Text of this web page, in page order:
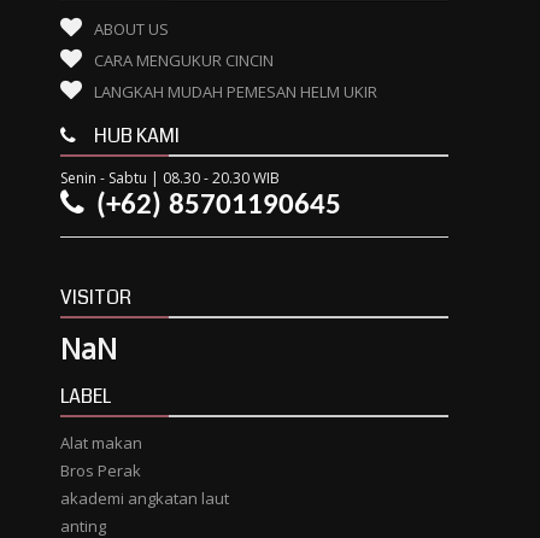
ABOUT US
CARA MENGUKUR CINCIN
LANGKAH MUDAH PEMESAN HELM UKIR
HUB KAMI
Senin - Sabtu | 08.30 - 20.30 WIB
(+62) 85701190645
VISITOR
NaN
LABEL
Alat makan
Bros Perak
akademi angkatan laut
anting